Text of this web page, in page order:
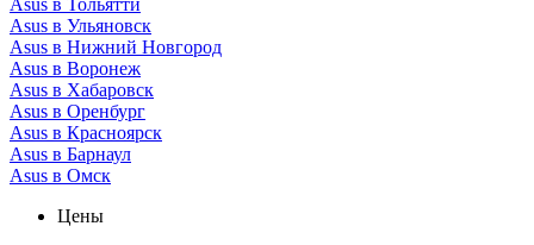
Asus в Тольятти
Asus в Ульяновск
Asus в Нижний Новгород
Asus в Воронеж
Asus в Хабаровск
Asus в Оренбург
Asus в Красноярск
Asus в Барнаул
Asus в Омск
Цены